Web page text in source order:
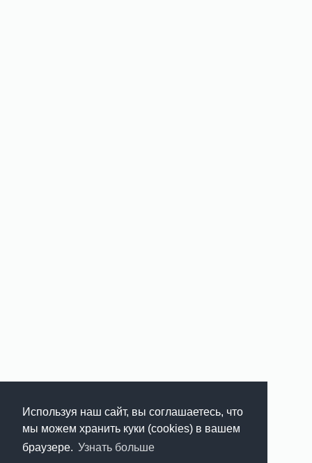
Используя наш сайт, вы соглашаетесь, что
мы можем хранить куки (cookies) в вашем
браузере. Узнать больше